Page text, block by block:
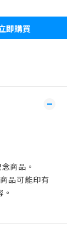
即購買
商品。
品可能印有